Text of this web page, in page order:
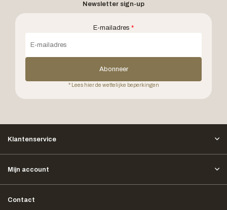
Newsletter sign-up
E-mailadres *
Abonneer
* Lees hier de wettelijke beperkingen
Klantenservice
Mijn account
Contact